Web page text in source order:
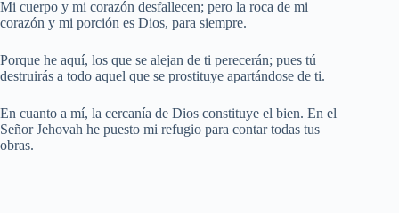
Mi cuerpo y mi corazón desfallecen; pero la roca de mi
corazón y mi porción es Dios, para siempre.
Porque he aquí, los que se alejan de ti perecerán; pues tú
destruirás a todo aquel que se prostituye apartándose de ti.
En cuanto a mí, la cercanía de Dios constituye el bien. En el
Señor Jehovah he puesto mi refugio para contar todas tus
obras.